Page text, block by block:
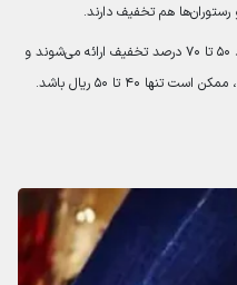
رستوران‌ها هم تخفیف دارند.
برای مثال، هتل‌های لوکس با قیمت‌هایی حدود ۵۰ تا ۷۰ درصد تخفیف ارائه می‌شوند و